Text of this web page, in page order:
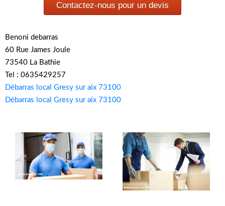
Contactez-nous pour un devis
Benoni debarras
60 Rue James Joule
73540 La Bathie
Tel : 0635429257
Débarras local Gresy sur aix 73100
Débarras local Gresy sur aix 73100